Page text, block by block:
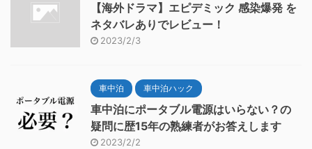
【海外ドラマ】エピデミック 感染爆発 を
ネタバレありでレビュー！
2023/2/3
車中泊 車中泊ハック
車中泊にポータブル電源はいらない？の
疑問に歴15年の熟練者がお答えします
2023/2/2